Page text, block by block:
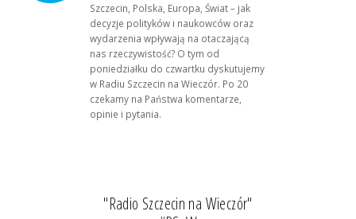
Szczecin, Polska, Europa, Świat – jak
decyzje polityków i naukowców oraz
wydarzenia wpływają na otaczającą
nas rzeczywistość? O tym od
poniedziałku do czwartku dyskutujemy
w Radiu Szczecin na Wieczór. Po 20
czekamy na Państwa komentarze,
opinie i pytania.
"Radio Szczecin na Wieczór"